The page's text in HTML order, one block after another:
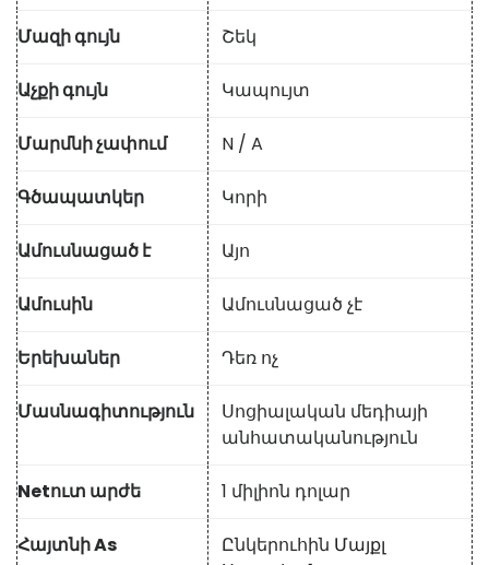
Մազի գույն Շեկ
Աչքի գույն Կապույտ
Մարմնի չափում N / A
Գծապատկեր Կորի
Ամուսնացած է Այո
Ամուսին Ամուսնացած չէ
Երեխաներ Դեռ ոչ
Մասնագիտություն
Սոցիալական մեդիայի
անհատականություն
Netուտ արժե 1 միլիոն դոլար
Հայտնի As Ընկերուհին Մայքլ